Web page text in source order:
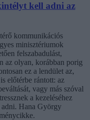
kell adni az
kommunikációs
minisztériumok
felszabadulást,
az olyan, korábban porig
ez a lendület az,
előtérbe rántott: az
vagy más szóval
a kezeléséhez
adni. Hana György